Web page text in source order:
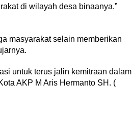
di wilayah desa binaanya.”
masyarakat selain memberikan
untuk terus jalin kemitraan dalam
AKP M Aris Hermanto SH. (